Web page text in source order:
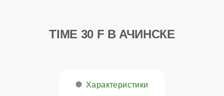
TIME 30 F В АЧИНСКЕ
Характеристики